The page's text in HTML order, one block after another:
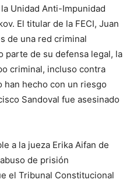
Unidad Anti-Impunidad
El titular de la FECI, Juan
de una red criminal
parte de su defensa legal, la
criminal, incluso contra
han hecho con un riesgo
Sandoval fue asesinado
a la jueza Erika Aifan de
de prisión
el Tribunal Constitucional